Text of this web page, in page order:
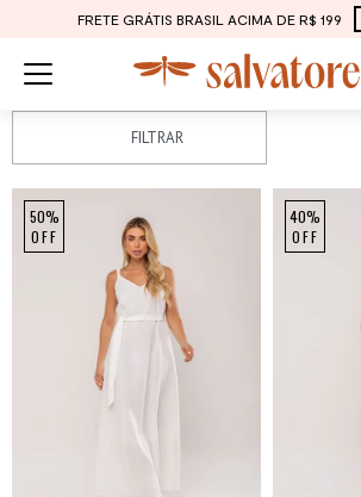
FRETE GRÁTIS BRASIL ACIMA DE R$ 199
FILTRAR
50%
OFF
40%
OFF